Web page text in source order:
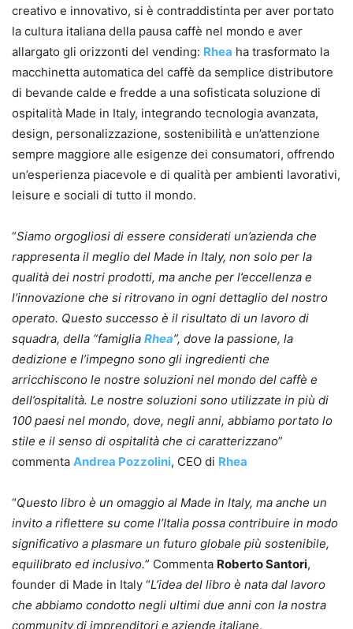
creativo e innovativo, si è contraddistinta per aver portato
la cultura italiana della pausa caffè nel mondo e aver
allargato gli orizzonti del vending: Rhea ha trasformato la
macchinetta automatica del caffè da semplice distributore
di bevande calde e fredde a una sofisticata soluzione di
ospitalità Made in Italy, integrando tecnologia avanzata,
design, personalizzazione, sostenibilità e un’attenzione
sempre maggiore alle esigenze dei consumatori, offrendo
un’esperienza piacevole e di qualità per ambienti lavorativi,
leisure e sociali di tutto il mondo.
“Siamo orgogliosi di essere considerati un’azienda che
rappresenta il meglio del Made in Italy, non solo per la
qualità dei nostri prodotti, ma anche per l’eccellenza e
l’innovazione che si ritrovano in ogni dettaglio del nostro
operato. Questo successo è il risultato di un lavoro di
squadra, della “famiglia Rhea”, dove la passione, la
dedizione e l’impegno sono gli ingredienti che
arricchiscono le nostre soluzioni nel mondo del caffè e
dell’ospitalità. Le nostre soluzioni sono utilizzate in più di
100 paesi nel mondo, dove, negli anni, abbiamo portato lo
stile e il senso di ospitalità che ci caratterizzano”
commenta Andrea Pozzolini, CEO di Rhea
“Questo libro è un omaggio al Made in Italy, ma anche un
invito a riflettere su come l’Italia possa contribuire in modo
significativo a plasmare un futuro globale più sostenibile,
equilibrato ed inclusivo.” Commenta Roberto Santori,
founder di Made in Italy “L’idea del libro è nata dal lavoro
che abbiamo condotto negli ultimi due anni con la nostra
community di imprenditori e aziende italiane,